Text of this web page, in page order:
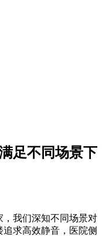
足不同场景下
我们深知不同场景对
求高效静音，医院侧